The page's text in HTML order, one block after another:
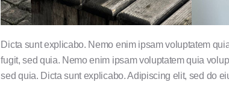
Dicta sunt explicabo. Nemo enim ipsam voluptatem
fugit, sed quia. Nemo enim ipsam voluptatem quia
sed quia. Dicta sunt explicabo. Adipiscing elit, sed do